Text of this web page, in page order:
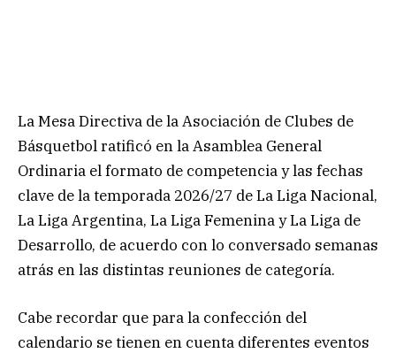
La Mesa Directiva de la Asociación de Clubes de
Básquetbol ratificó en la Asamblea General
Ordinaria el formato de competencia y las fechas
clave de la temporada 2026/27 de La Liga Nacional,
La Liga Argentina, La Liga Femenina y La Liga de
Desarrollo, de acuerdo con lo conversado semanas
atrás en las distintas reuniones de categoría.
Cabe recordar que para la confección del
calendario se tienen en cuenta diferentes eventos